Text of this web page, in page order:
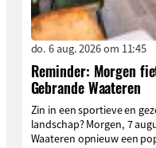
do. 6 aug. 2026 om 11:45
Reminder: Morgen
Gebrande Waateren
Zin in een sportieve en
landschap? Morgen, 7
Waateren opnieuw een